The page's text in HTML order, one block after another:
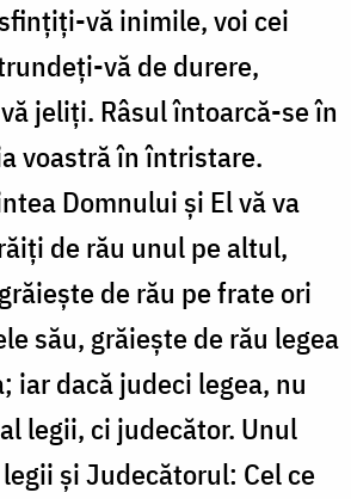
vă inimile, voi cei
vă de durere,
jeliți. Râsul întoarcă-se în
voastră în întristare.
Domnului și El vă va
de rău unul pe altul,
de rău pe frate ori
său, grăiește de rău legea
iar dacă judeci legea, nu
legii, ci judecător. Unul
și Judecătorul: Cel ce